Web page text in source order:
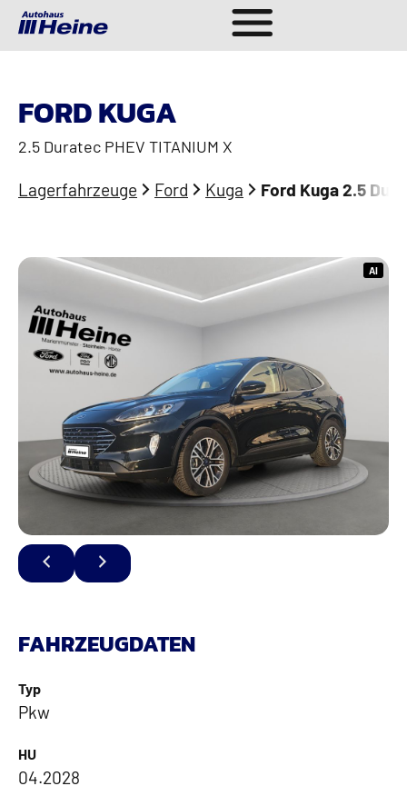
FORD KUGA
2.5 Duratec PHEV TITANIUM X
Lagerfahrzeuge Ford Kuga Ford Kuga 2.5
AI
FAHRZEUGDATEN
Typ
Pkw
HU
04.2028